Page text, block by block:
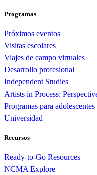
Programas
Próximos eventos
Visitas escolares
Viajes de campo virtuales
Desarrollo profesional
Independent Studies
Artists in Process:
Programas para adolescentes
Universidad
Recursos
Ready-to-Go Resources
NCMA Explore